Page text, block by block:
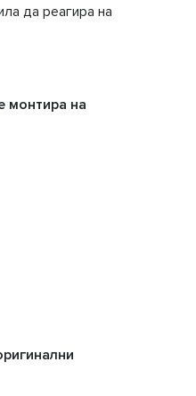
да реагира на
монтира на